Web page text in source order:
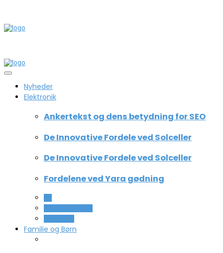
Nyheder
Elektronik
Ankertekst og dens betydning for SEO
De Innovative Fordele ved Solceller
De Innovative Fordele ved Solceller
Fordelene ved Yara gødning
Familie og Børn